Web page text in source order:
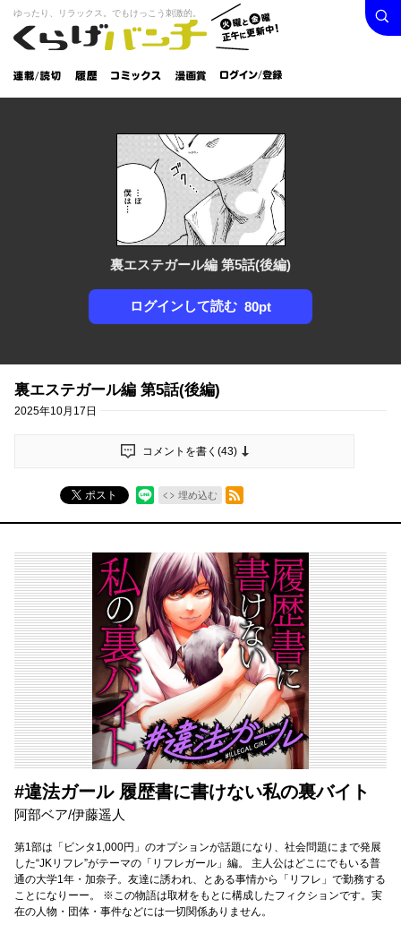
くらげバンチ
火曜と
金曜正
午に更
新中！
ゆったり、リラックス。でもけっこう刺激的。
連載/読
切
履
歴
コミック
漫画
賞
ログイン /
登録
検索
裏エステガール編 第5話(後編)
ログインして読む 80pt
裏エステガール編 第5話(後編)
2025年10月17日
コメントを書く(43)
ポスト 埋め込む
RSSフィード
#違法ガール 履歴書に書けない私の裏バイト
阿部ベア/伊藤遥人
第1部は「ビンタ1,000円」のオプションが話題になり、社会問題にまで発展
した“JKリフレ”がテーマの「リフレガール」編。 主人公はどこにでもいる普
通の大学1年・加奈子。友達に誘われ、とある事情から「リフレ」で勤務する
ことになりーー。 ※この物語は取材をもとに構成したフィクションです。実
在の人物・団体・事件などには一切関係ありません。